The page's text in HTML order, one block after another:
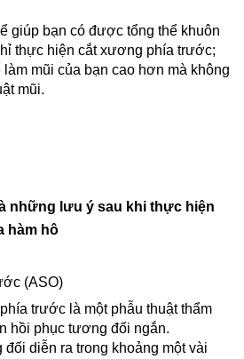
giúp bạn có được tổng thể khuôn
thực hiện cắt xương phía trước;
mũi của bạn cao hơn mà không
mũi.
những lưu ý sau khi thực hiện
hàm hô
(ASO)
trước là một phẫu thuật thẩm
hồi phục tương đối ngắn.
diễn ra trong khoảng một vài